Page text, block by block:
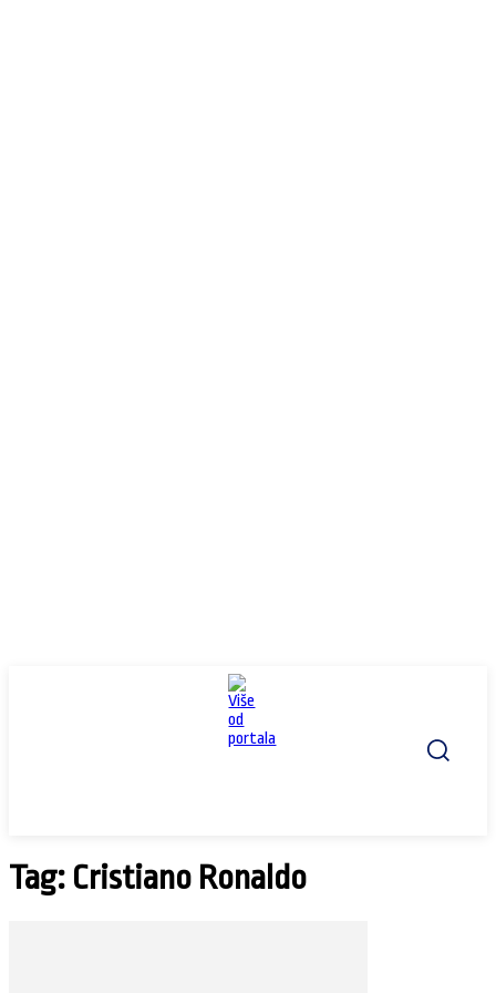
Tag: Cristiano Ronaldo